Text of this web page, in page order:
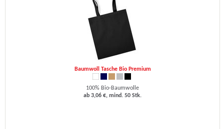
Baumwoll Tasche Bio Premium
100% Bio-Baumwolle
ab 3,06 €, mind. 50 Stk.